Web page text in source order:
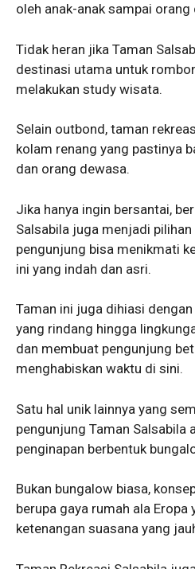
oleh anak-anak sampai orang
Tidak heran jika Taman
destinasi utama untuk
melakukan study wisata.
Selain outbond, taman
kolam renang yang pastinya
dan orang dewasa.
Jika hanya ingin bersantai,
Salsabila juga menjadi
pengunjung bisa menikmati
ini yang indah dan asri.
Taman ini juga dihiasi
yang rindang hingga
dan membuat pengunjung
menghabiskan waktu di sini.
Satu hal unik lainnya yang
pengunjung Taman Salsabila
penginapan berbentuk
Bukan bungalow biasa,
berupa gaya rumah ala Eropa
ketenangan suasana yang